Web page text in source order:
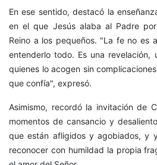
En ese sentido, destacó la
en el que Jesús alaba al Padre
Reino a los pequeños. "La fe no es
entenderlo todo. Es una revelación,
quienes lo acogen sin
que confía", expresó.
Asimismo, recordó la invitación de
momentos de cansancio y
que están afligidos y agobiados, y
reconocer con humildad la propia